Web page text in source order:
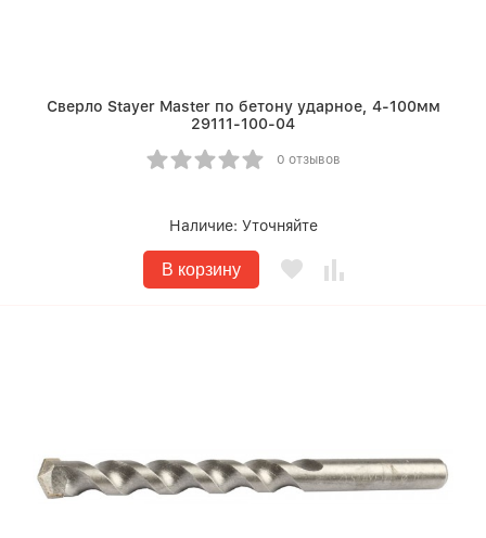
Сверло Stayer Master по бетону ударное, 4-100мм
29111-100-04
0 отзывов
Наличие: Уточняйте
В корзину